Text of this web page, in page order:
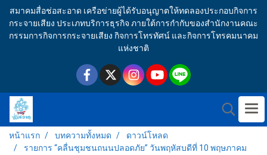
สมาคมสื่อช่อสะอาด เครือข่ายผู้ได้รับอนุญาตให้ทดลองประกอบกิจการ
กระจายเสียง ประเภทบริการธุรกิจ ภายใต้การกำกับของสำนักงานคณะ
กรรมการกิจการกระจายเสียง กิจการโทรทัศน์ และกิจการโทรคมนาคม
แห่งชาติ
หน้าแรก บทความทั้งหมด
ดาวน์โหลด
รายการ “คลื่นชุมชนถนนปลอดภัย” วันพฤหัสบดีที่ 10 พฤษภาคม